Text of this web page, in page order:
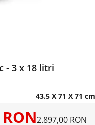
- 3 x 18 litri
43.5 X 71 X 71 cm
2.897,00 RON